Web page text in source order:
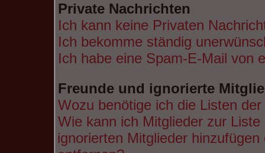
Private Nachrichten
Ich kann keine Privaten
Ich bekomme ständig
Ich habe eine Spam-E-Mail von
Freunde und ignorierte
Wozu benötige ich die Listen
Wie kann ich Mitglieder zur
ignorierten Mitglieder